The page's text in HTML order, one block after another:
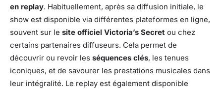
en replay. Habituellement, après sa diffusion initiale, le
show est disponible via différentes plateformes en ligne,
souvent sur le site officiel Victoria’s Secret ou chez
certains partenaires diffuseurs. Cela permet de
découvrir ou revoir les séquences clés, les tenues
iconiques, et de savourer les prestations musicales dans
leur intégralité. Le replay est également disponible